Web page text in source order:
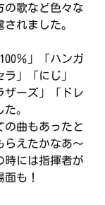
の歌など色々な
れました。
％」「ハンガ
」「にじ」
ザーズ」「ドレ
。
の曲もあったと
らえたかなあ～
時には指揮者が
も！